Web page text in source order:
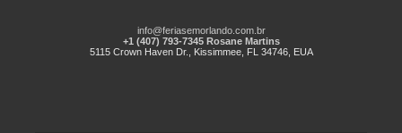
info@feriasemorlando.com.br
+1 (407) 793-7345 Rosane Martins
5115 Crown Haven Dr., Kissimmee, FL 34746, EUA